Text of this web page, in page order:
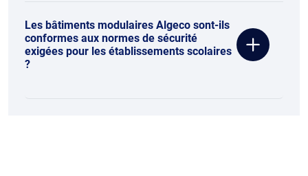
Les bâtiments modulaires Algeco sont-ils
conformes aux normes de sécurité
exigées pour les établissements scolaires
?